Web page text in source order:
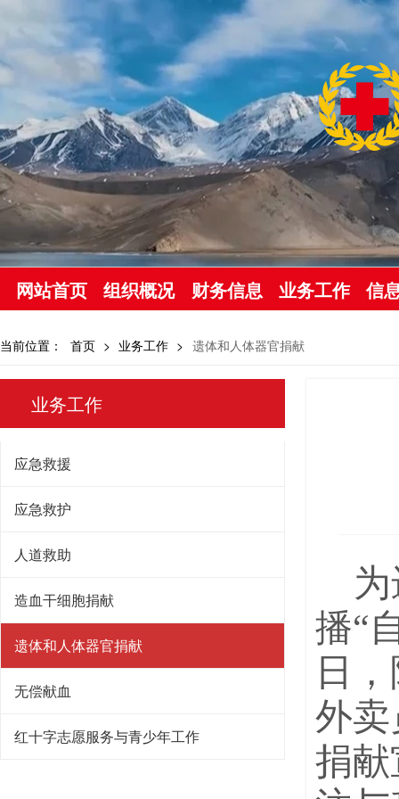
网站首页 组织概况 财务信息 业务工作 信
当前位置： 首页 > 业务工作 > 遗体和人体器官捐献
业务工作
应急救援
应急救护
人道救助
造血干细胞捐献
遗体和人体器官捐献
无偿献血
红十字志愿服务与青少年工作
播“
日，
外
捐